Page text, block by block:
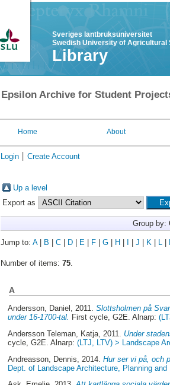
Sveriges lantbruksuniversitet
Swedish University of Agricultural
Library
Epsilon Archive for Student
Home About
Login Create Account
Up a level
Export as
Group by:
Jump to: A| B C| D| E| F| G| H J K| L|
Number of items: 75.
A
Andersson, Daniel , 2011.Slottsholmen på
under 16-1700-tal. First cycle, G2E. Alnarp:
Andersson Teleman, Katja , 2011. Under
cycle, G2E. Alnarp:(LTJ, LTV) > Landscape
Andreasson, Dennis , 2014.Hur ser vi på, och
Dept. of Landscape Architecture, Planning